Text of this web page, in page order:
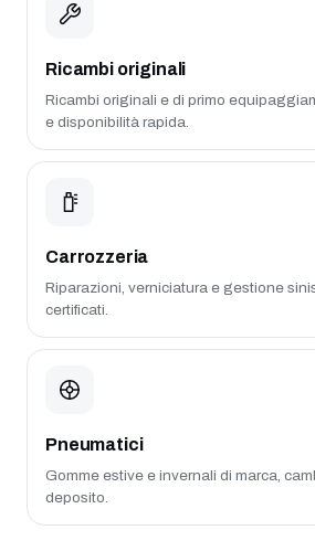
Ricambi originali
Ricambi originali e di primo
e disponibilità rapida.
Carrozzeria
Riparazioni, verniciatura e gestione
certificati.
Pneumatici
Gomme estive e invernali di marca,
deposito.